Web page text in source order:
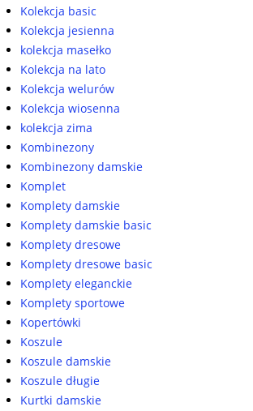
Kolekcja basic
Kolekcja jesienna
kolekcja masełko
Kolekcja na lato
Kolekcja welurów
Kolekcja wiosenna
kolekcja zima
Kombinezony
Kombinezony damskie
Komplet
Komplety damskie
Komplety damskie basic
Komplety dresowe
Komplety dresowe basic
Komplety eleganckie
Komplety sportowe
Kopertówki
Koszule
Koszule damskie
Koszule długie
Kurtki damskie